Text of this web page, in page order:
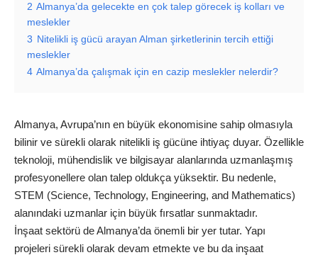
2 Almanya’da gelecekte en çok talep görecek iş kolları ve
meslekler
3 Nitelikli iş gücü arayan Alman şirketlerinin tercih ettiği
meslekler
4 Almanya’da çalışmak için en cazip meslekler nelerdir?
Almanya, Avrupa’nın en büyük ekonomisine sahip olmasıyla
bilinir ve sürekli olarak nitelikli iş gücüne ihtiyaç duyar. Özellikle
teknoloji, mühendislik ve bilgisayar alanlarında uzmanlaşmış
profesyonellere olan talep oldukça yüksektir. Bu nedenle,
STEM (Science, Technology, Engineering, and Mathematics)
alanındaki uzmanlar için büyük fırsatlar sunmaktadır.
İnşaat sektörü de Almanya’da önemli bir yer tutar. Yapı
projeleri sürekli olarak devam etmekte ve bu da inşaat